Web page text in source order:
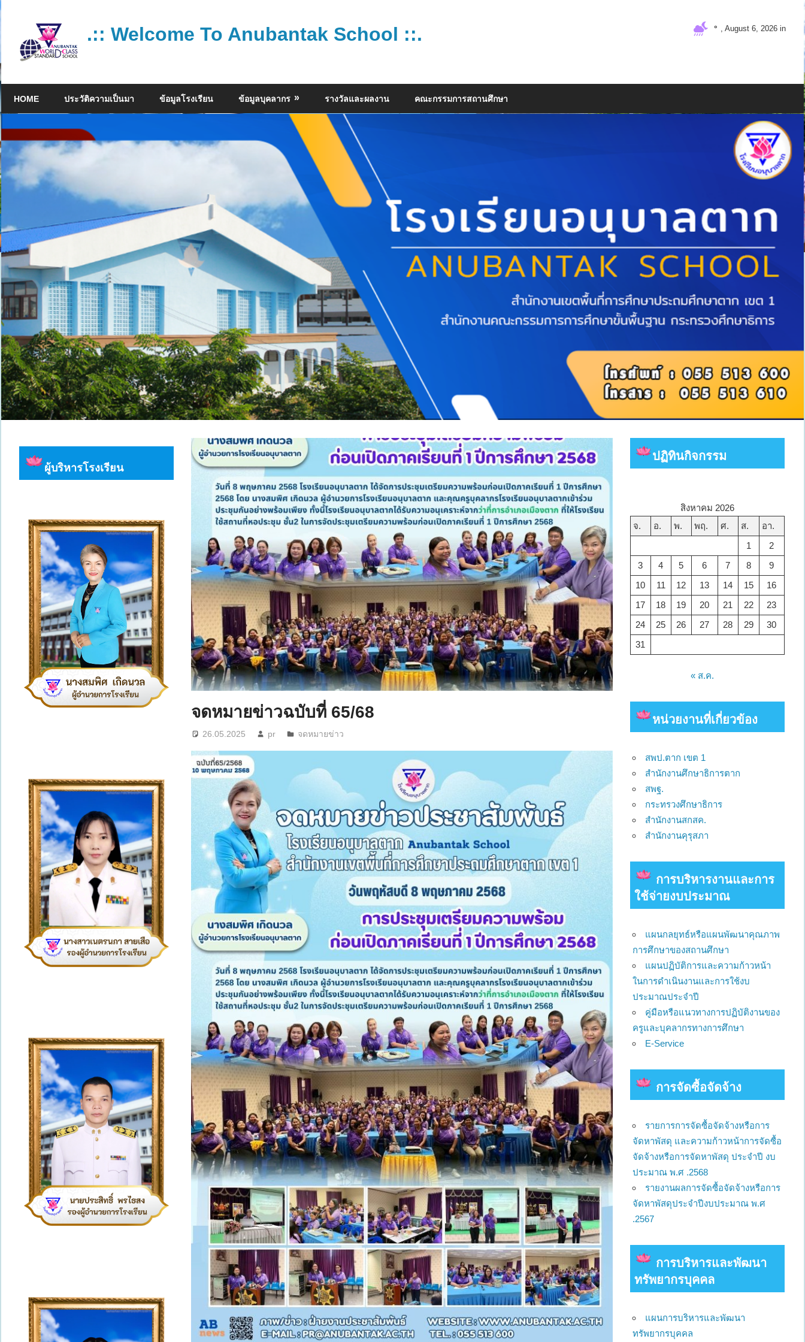
Skip
content
.:: Welcome To Anubantak School ::.
มาตรฐาน
° , August 6, 2026 in
HOME ประวัติความเป็นมา ข้อมูลโรงเรียน ข้อมูลบุคลากร รางวัลและผลงาน คณะกรรมการสถานศึกษา
จดหมายข่าวฉบับที่ 65/68
26.05.2025 pr จดหมายข่าว
ผู้บริหารโรงเรียน
ปฏิทินกิจกรรม
สิงหาคม 2026
จ.
อ. พ. พฤ. ศ. ส.
อา.
1
2
3
4 5 6 7 8
9
10
11 12 13 14 15
16
17
18 19 20 21 22
23
24
25 26 27 28 29
30
31
« ส.ค.
หน่วยงานที่เกี่ยวข้อง
สพป.ตาก เขต 1
สำนักงานศึกษาธิการตาก
สพฐ.
กระทรวงศึกษาธิการ
สำนักงานสกสค.
สำนักงานคุรุสภา
การบริหารงานและการ
ใช้จ่ายงบประมาณ
แผนกลยุทธ์หรือแผนพัฒนาคุณภาพ
การศึกษาของสถานศึกษา
แผนปฏิบัติการและความก้าวหน้า
ในการดำเนินงานและการใช้งบ
ประมาณประจำปี
คู่มือหรือแนวทางการปฏิบัติงานของ
ครูและบุคลากรทางการศึกษา
E-Service
การจัดซื้อจัดจ้าง
รายการการจัดซื้อจัดจ้างหรือการ
จัดหาพัสดุ และความก้าวหน้าการจัดซื้อ
จัดจ้างหรือการจัดหาพัสดุ ประจำปี งบ
ประมาณ พ.ศ .2568
รายงานผลการจัดซื้อจัดจ้างหรือการ
จัดหาพัสดุประจำปีงบประมาณ พ.ศ
.2567
การบริหารและพัฒนา
ทรัพยากรบุคคล
แผนการบริหารและพัฒนา
ทรัพยากรบุคคล